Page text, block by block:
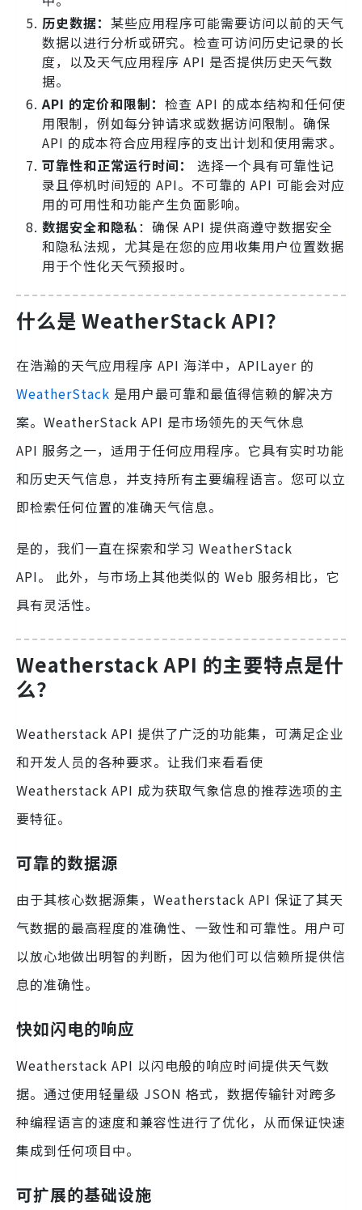
历史数据： 某些应用程序可能需要访问以前的天气
数据以进行分析或研究。检查可访问历史记录的长
度，以及天气应用程序 API 是否提供历史天气数
据。
API 的定价和限制： 检查 API 的成本结构和任何使
用限制，例如每分钟请求或数据访问限制。确保
API 的成本符合应用程序的支出计划和使用需求。
可靠性和正常运行时间： 选择一个具有可靠性记
录且停机时间短的 API。不可靠的 API 可能会对应
用的可用性和功能产生负面影响。
数据安全和隐私：确保 API 提供商遵守数据安全
和隐私法规，尤其是在您的应用收集用户位置数据
用于个性化天气预报时。
什么是 WeatherStack API？
在浩瀚的天气应用程序 API 海洋中，APILayer 的
WeatherStack 是用户最可靠和最值得信赖的解决方
案。WeatherStack API 是市场领先的天气休息
API 服务之一，适用于任何应用程序。它具有实时功能
和历史天气信息，并支持所有主要编程语言。您可以立
即检索任何位置的准确天气信息。
是的，我们一直在探索和学习 WeatherStack
API。 此外，与市场上其他类似的 Web 服务相比，它
具有灵活性。
Weatherstack API 的主要特点是什
么？
Weatherstack API 提供了广泛的功能集，可满足企业
和开发人员的各种要求。让我们来看看使
Weatherstack API 成为获取气象信息的推荐选项的主
要特征。
可靠的数据源
由于其核心数据源集，Weatherstack API 保证了其天
气数据的最高程度的准确性、一致性和可靠性。用户可
以放心地做出明智的判断，因为他们可以信赖所提供信
息的准确性。
快如闪电的响应
Weatherstack API 以闪电般的响应时间提供天气数
据。通过使用轻量级 JSON 格式，数据传输针对跨多
种编程语言的速度和兼容性进行了优化，从而保证快速
集成到任何项目中。
可扩展的基础设施